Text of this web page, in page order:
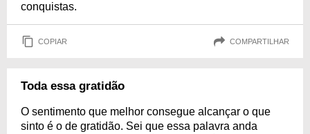
conquistas.
COPIAR COMPARTILHAR
Toda essa gratidão
O sentimento que melhor consegue alcançar o que
sinto é o de gratidão. Sei que essa palavra anda